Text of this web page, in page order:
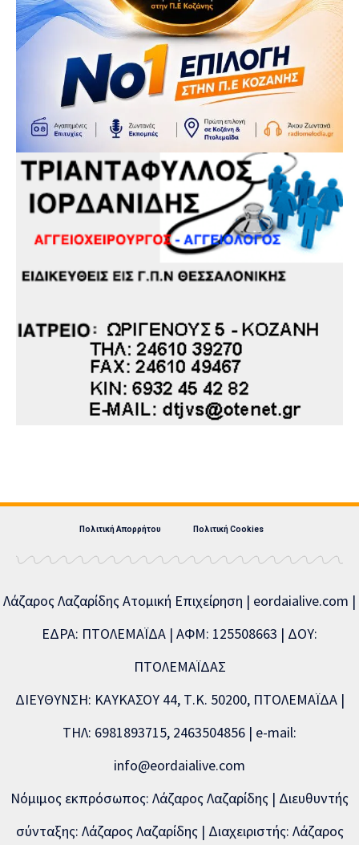
Πολιτική Απορρήτου Πολιτική Cookies
Λάζαρος Λαζαρίδης Ατομική Επιχείρηση | eordaialive.com |
ΕΔΡΑ: ΠΤΟΛΕΜΑΪΔΑ | ΑΦΜ: 125508663 | ΔΟΥ:
ΠΤΟΛΕΜΑΪΔΑΣ
ΔΙΕΥΘΥΝΣΗ: ΚΑΥΚΑΣΟΥ 44, Τ.Κ. 50200, ΠΤΟΛΕΜΑΪΔΑ |
ΤΗΛ: 6981893715, 2463504856 | e-mail:
info@eordaialive.com
Νόμιμος εκπρόσωπος: Λάζαρος Λαζαρίδης | Διευθυντής
σύνταξης: Λάζαρος Λαζαρίδης | Διαχειριστής: Λάζαρος